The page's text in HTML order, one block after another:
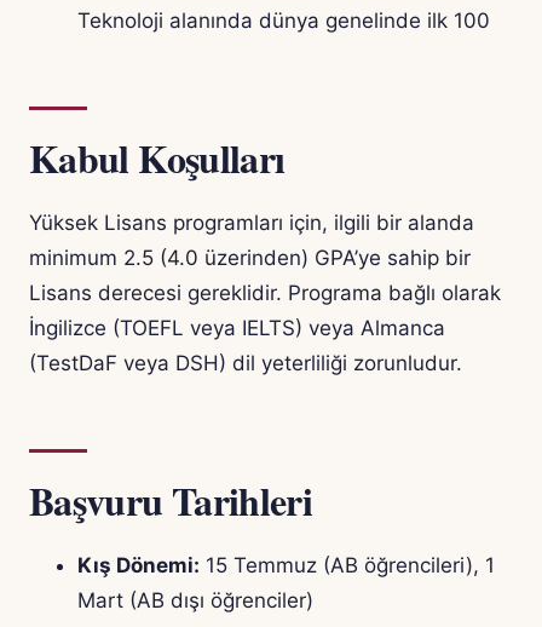
Teknoloji alanında dünya genelinde ilk 100
Kabul Koşulları
Yüksek Lisans programları için, ilgili bir alanda
minimum 2.5 (4.0 üzerinden) GPA’ye sahip bir
Lisans derecesi gereklidir. Programa bağlı olarak
İngilizce (TOEFL veya IELTS) veya Almanca
(TestDaF veya DSH) dil yeterliliği zorunludur.
Başvuru Tarihleri
Kış Dönemi: 15 Temmuz (AB öğrencileri), 1
Mart (AB dışı öğrenciler)